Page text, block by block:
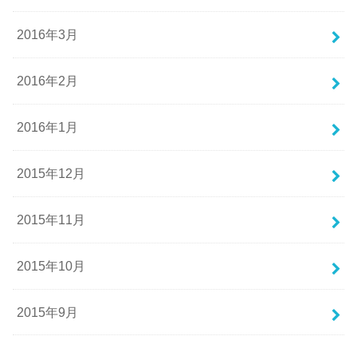
2016年3月
2016年2月
2016年1月
2015年12月
2015年11月
2015年10月
2015年9月